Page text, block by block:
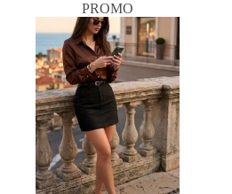
PROMO